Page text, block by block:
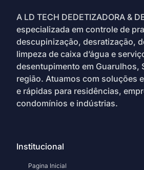
A LD TECH DEDETIZADORA &
especializada em controle de
descupinização, desratização,
limpeza de caixa d’água e
desentupimento em Guarulhos,
região. Atuamos com soluções
e rápidas para residências,
condomínios e indústrias.
Institucional
Pagina Inicial